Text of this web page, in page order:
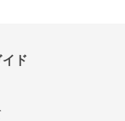
ド